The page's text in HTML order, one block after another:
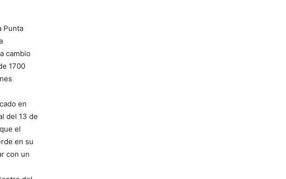
Punta
cambio
1700
en
del 13 de
el
en su
con un